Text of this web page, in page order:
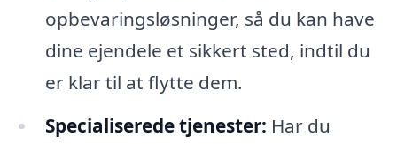
opbevaringsløsninger, så du kan have
dine ejendele et sikkert sted, indtil du
er klar til at flytte dem.
Specialiserede tjenester: Har du